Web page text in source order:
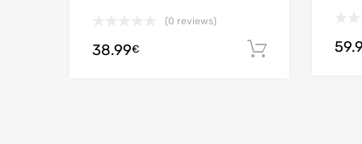
(0 reviews)
38.99€ Ajouter au